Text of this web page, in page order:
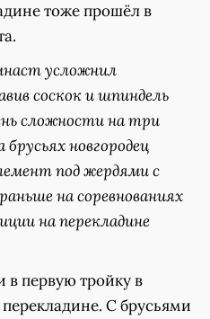
тоже прошёл в
усложнил
соскок и шпиндель
сложности на три
новгородец
под жердями с
на соревнованиях
на перекладине
в первую тройку в
С брусьями